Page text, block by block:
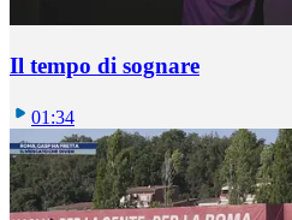
Il tempo di sognare
01:34